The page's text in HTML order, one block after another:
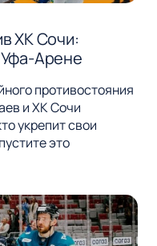
ХК Сочи:
Арене
противостояния
и ХК Сочи
укрепит свои
это